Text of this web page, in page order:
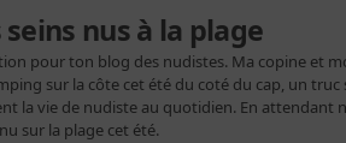
nus à la plage
pour ton blog des nudistes. Ma copine et
sur la côte cet été du coté du cap, un
la vie de nudiste au quotidien. En attendant
sur la plage cet été.